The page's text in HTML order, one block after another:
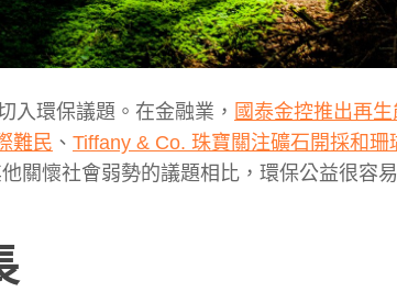
入環保議題。在金融業， 國泰金控推出再
難民 、 Tiffany & Co. 珠寶關注礦石開採和珊
關懷社會弱勢的議題相比，環保公益很容易